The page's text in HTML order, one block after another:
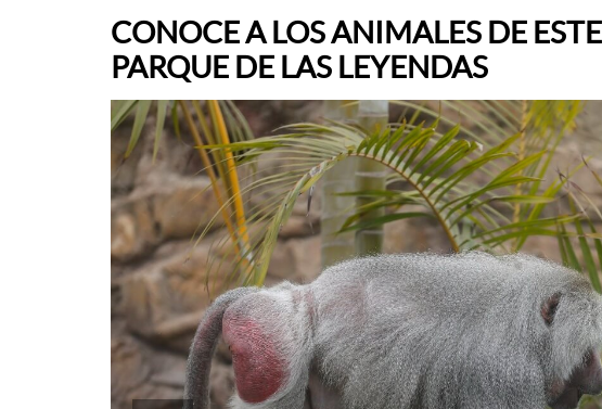
CONOCE A LOS ANIMALES DE
PARQUE DE LAS LEYENDAS